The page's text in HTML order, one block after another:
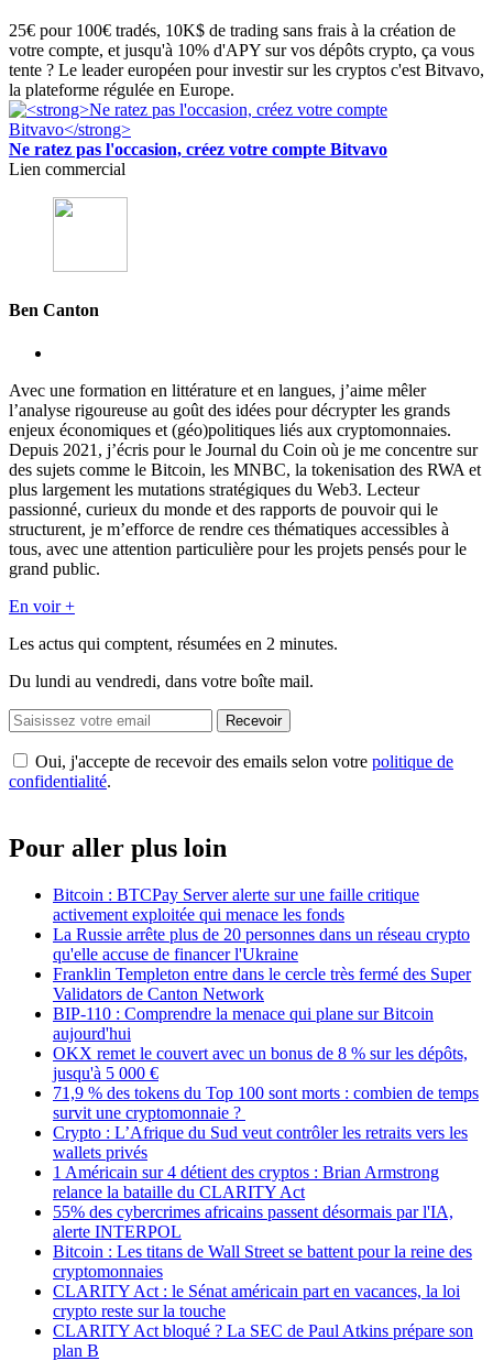
25€ pour 100€ tradés, 10K$ de trading sans frais à la création de
votre compte, et jusqu'à 10% d'APY sur vos dépôts crypto, ça vous
tente ? Le leader européen pour investir sur les cryptos c'est Bitvavo,
la plateforme régulée en Europe.
Ne ratez pas l'occasion, créez votre compte Bitvavo
Lien commercial
Ben Canton
Avec une formation en littérature et en langues, j’aime mêler
l’analyse rigoureuse au goût des idées pour décrypter les grands
enjeux économiques et (géo)politiques liés aux cryptomonnaies.
Depuis 2021, j’écris pour le Journal du Coin où je me concentre sur
des sujets comme le Bitcoin, les MNBC, la tokenisation des RWA et
plus largement les mutations stratégiques du Web3. Lecteur
passionné, curieux du monde et des rapports de pouvoir qui le
structurent, je m’efforce de rendre ces thématiques accessibles à
tous, avec une attention particulière pour les projets pensés pour le
grand public.
En voir +
Les actus qui comptent, résumées en 2 minutes.
Du lundi au vendredi, dans votre boîte mail.
Recevoir
Oui, j'accepte de recevoir des emails selon votre politique de
confidentialité.
Pour aller plus loin
Bitcoin : BTCPay Server alerte sur une faille critique
activement exploitée qui menace les fonds
La Russie arrête plus de 20 personnes dans un réseau crypto
qu'elle accuse de financer l'Ukraine
Franklin Templeton entre dans le cercle très fermé des Super
Validators de Canton Network
BIP-110 : Comprendre la menace qui plane sur Bitcoin
aujourd'hui
OKX remet le couvert avec un bonus de 8 % sur les dépôts,
jusqu'à 5 000 €
71,9 % des tokens du Top 100 sont morts : combien de temps
survit une cryptomonnaie ?
Crypto : L’Afrique du Sud veut contrôler les retraits vers les
wallets privés
1 Américain sur 4 détient des cryptos : Brian Armstrong
relance la bataille du CLARITY Act
55% des cybercrimes africains passent désormais par l'IA,
alerte INTERPOL
Bitcoin : Les titans de Wall Street se battent pour la reine des
cryptomonnaies
CLARITY Act : le Sénat américain part en vacances, la loi
crypto reste sur la touche
CLARITY Act bloqué ? La SEC de Paul Atkins prépare son
plan B